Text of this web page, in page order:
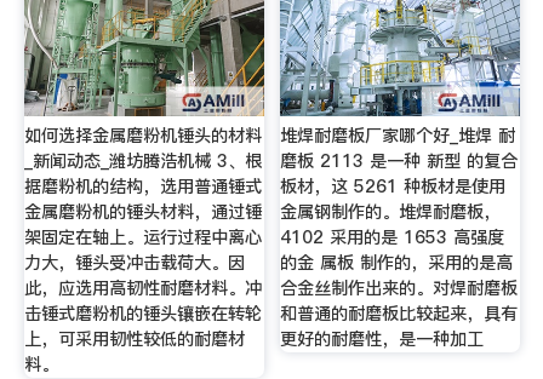
如何选择金属磨粉机锤头的材料
_新闻动态_潍坊腾浩机械 3、根
据磨粉机的结构，选用普通锤式
金属磨粉机的锤头材料，通过锤
架固定在轴上。运行过程中离心
力大，锤头受冲击载荷大。因
此，应选用高韧性耐磨材料。冲
击锤式磨粉机的锤头镶嵌在转轮
上，可采用韧性较低的耐磨材
料。
堆焊耐磨板厂家哪个好_堆焊 耐
磨板 2113 是一种 新型 的复合
板材，这 5261 种板材是使用
金属钢制作的。堆焊耐磨板，
4102 采用的是 1653 高强度
的金 属板 制作的，采用的是高
合金丝制作出来的。对焊耐磨板
和普通的耐磨板比较起来，具有
更好的耐磨性，是一种加工